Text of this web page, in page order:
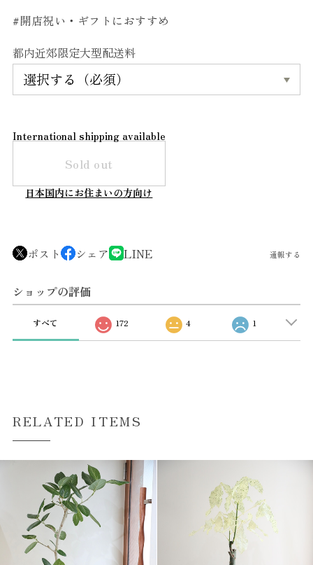
#開店祝い・ギフトにおすすめ
都内近郊限定大型配送料
International shipping available
Sold out
日本国内にお住まいの方向け
ポスト シェア LINE 通報する
ショップの評価
すべて 172 4 1
RELATED ITEMS